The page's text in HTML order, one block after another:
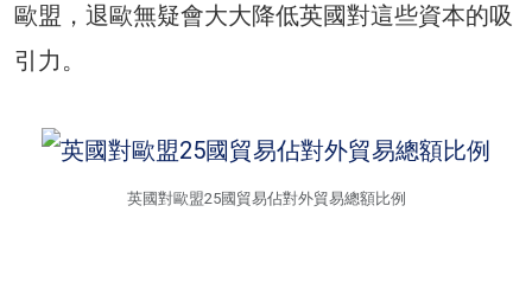
歐盟，退歐無疑會大大降低英國對這些資本的吸
引力。
英國對歐盟25國貿易佔對外貿易總額比例